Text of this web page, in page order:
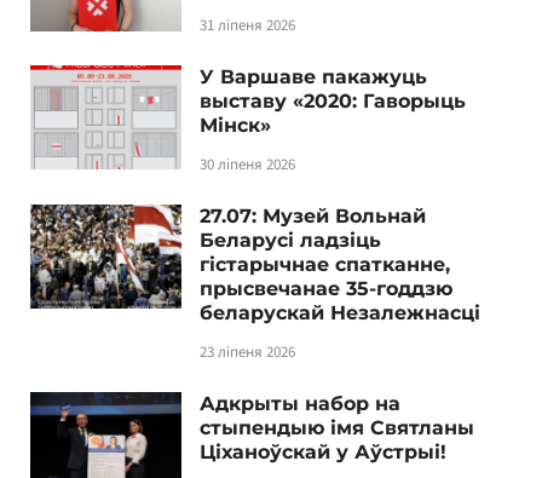
31 ліпеня 2026
У Варшаве пакажуць
выставу «2020: Гаворыць
Мінск»
30 ліпеня 2026
27.07: Музей Вольнай
Беларусі ладзіць
гістарычнае спатканне,
прысвечанае 35-годдзю
беларускай Незалежнасці
23 ліпеня 2026
Адкрыты набор на
стыпендыю імя Святланы
Ціханоўскай у Аўстрыі!